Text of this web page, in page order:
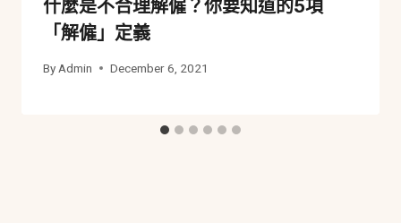
什麼是不合理解僱？你要知道的5項
「解僱」定義
By Admin December 6, 2021